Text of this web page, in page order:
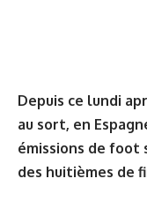
Depuis ce lundi
au sort, en
émissions de foot
des huitièmes de